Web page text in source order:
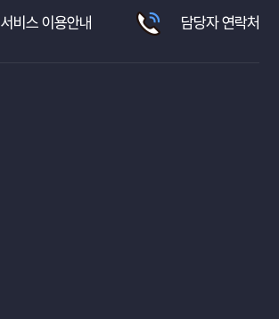
서비스 이용안내 담당자 연락처